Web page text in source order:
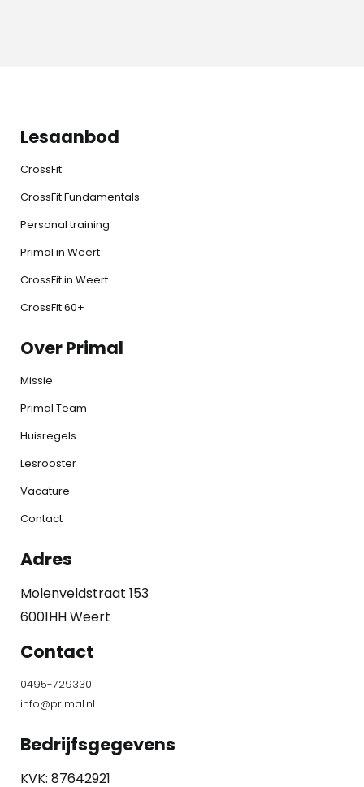
Lesaanbod
CrossFit
CrossFit Fundamentals
Personal training
Primal in Weert
CrossFit in Weert
CrossFit 60+
Over Primal
Missie
Primal Team
Huisregels
Lesrooster
Vacature
Contact
Adres
Molenveldstraat 153
6001HH Weert
Contact
0495-729330
info@primal.nl
Bedrijfsgegevens
KVK: 87642921